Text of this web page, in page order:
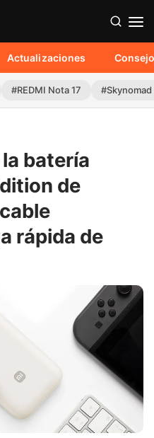
Actualizaciones
#REDMI Nota 17 #Skynomad
batería
de
rápida de